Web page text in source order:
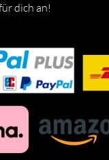
dich an!